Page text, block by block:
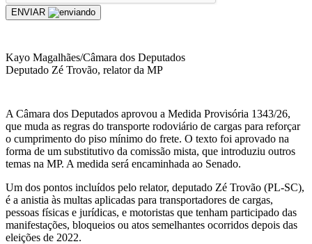
ENVIAR
Kayo Magalhães/Câmara dos Deputados
Deputado Zé Trovão, relator da MP
A Câmara dos Deputados aprovou a Medida Provisória 1343/26,
que muda as regras do transporte rodoviário de cargas para reforçar
o cumprimento do piso mínimo do frete. O texto foi aprovado na
forma de um substitutivo da comissão mista, que introduziu outros
temas na MP. A medida será encaminhada ao Senado.
Um dos pontos incluídos pelo relator, deputado Zé Trovão (PL-SC),
é a anistia às multas aplicadas para transportadores de cargas,
pessoas físicas e jurídicas, e motoristas que tenham participado das
manifestações, bloqueios ou atos semelhantes ocorridos depois das
eleições de 2022.